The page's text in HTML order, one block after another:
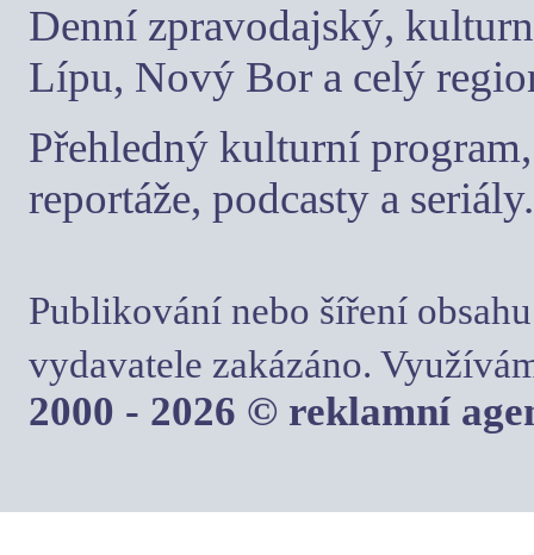
Denní zpravodajský,
Lípu, Nový Bor a celý
Přehledný kulturní
reportáže, podcasty a seriály.
Publikování nebo šíření
vydavatele zakázáno.
2000 - 2026 © reklamní